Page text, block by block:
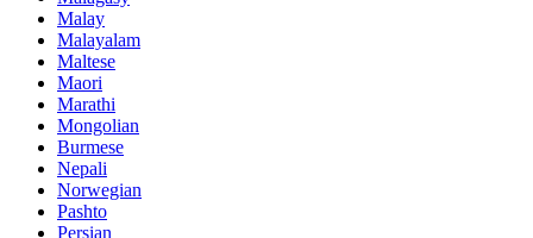
Malay
Malayalam
Maltese
Maori
Marathi
Mongolian
Burmese
Nepali
Norwegian
Pashto
Persian